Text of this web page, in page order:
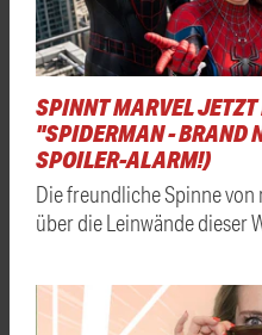
SPINNT MARVEL
"SPIDERMAN - BRAND
SPOILER-ALARM!)
Die freundliche Spinne
über die Leinwände dieser